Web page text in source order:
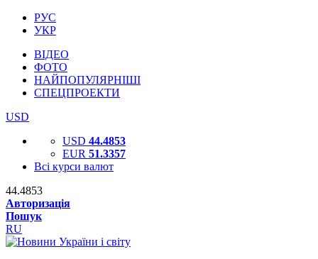
РУС
УКР
ВІДЕО
ФОТО
НАЙПОПУЛЯРНІШІ
СПЕЦПРОЕКТИ
USD
USD 44.4853
EUR 51.3357
Всі курси валют
44.4853
Авторизація
Пошук
RU